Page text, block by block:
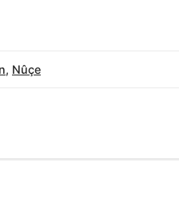
, Nûçe